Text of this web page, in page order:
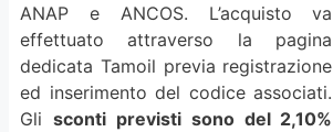
ANAP e ANCOS. L’acquisto va
effettuato attraverso la pagina
dedicata Tamoil previa registrazione
ed inserimento del codice associati.
Gli sconti previsti sono del 2,10%